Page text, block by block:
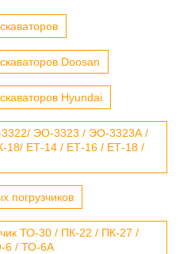
Doosan
Hyundai
3322/ ЭО-3323 / ЭО-3323А /
18/ ЕТ-14 / ЕТ-16 / ЕТ-18 /
погрузчиков
ТО-30 / ПК-22 / ПК-27 /
6 / ТО-6А